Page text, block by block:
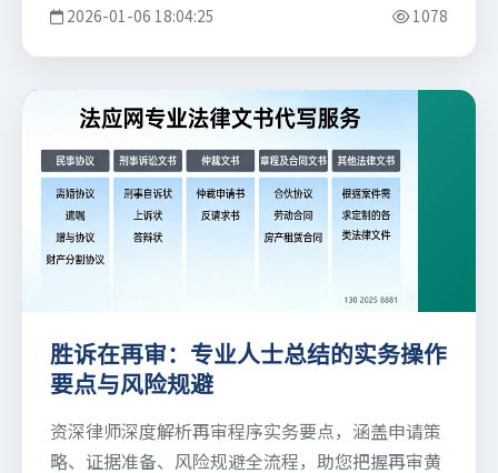
2026-01-06 18:04:25 1078
胜诉在再审：专业人士总结的实务操作
要点与风险规避
资深律师深度解析再审程序实务要点，涵盖申请策
略、证据准备、风险规避全流程，助您把握再审黄